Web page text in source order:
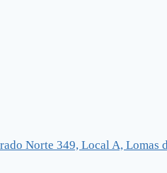
Norte 349, Local A, Lomas